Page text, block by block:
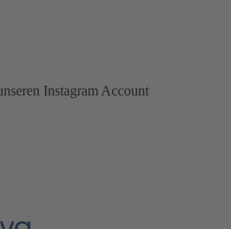
Instagram Account